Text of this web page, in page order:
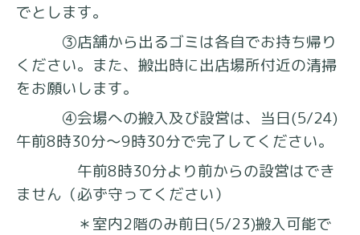
でとします。
③店舗から出るゴミは各自でお持ち帰り
ください。また、搬出時に出店場所付近の清掃
をお願いします。
④会場への搬入及び設営は、当日(5/24)
午前8時30分～9時30分で完了してください。
午前8時30分より前からの設営はでき
ません（必ず守ってください）
＊室内2階のみ前日(5/23)搬入可能で